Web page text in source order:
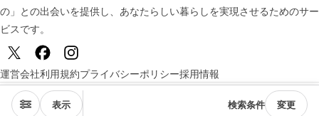
表示 検索条件 変更
の」との出会いを提供し、 あなたらしい暮らしを実現させるためのサー
ビスです。
運営会社利用規約プライバシーポリシー採用情報
© TSUKURUBA Inc. All rights reserved.